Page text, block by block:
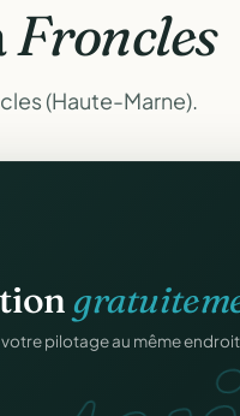
Froncles
(Haute-Marne).
pilotage au même